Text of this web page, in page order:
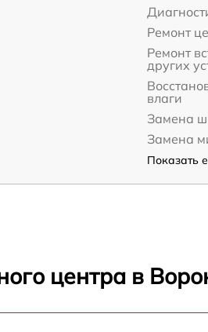
Ремонт
Ремонт
других
влаги
Замена
Замена
Показать
центра в